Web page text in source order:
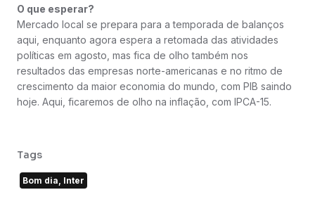
O que esperar?
Mercado local se prepara para a temporada de balanços
aqui, enquanto agora espera a retomada das atividades
políticas em agosto, mas fica de olho também nos
resultados das empresas norte-americanas e no ritmo de
crescimento da maior economia do mundo, com PIB saindo
hoje. Aqui, ficaremos de olho na inflação, com IPCA-15.
Tags
Bom dia, Inter